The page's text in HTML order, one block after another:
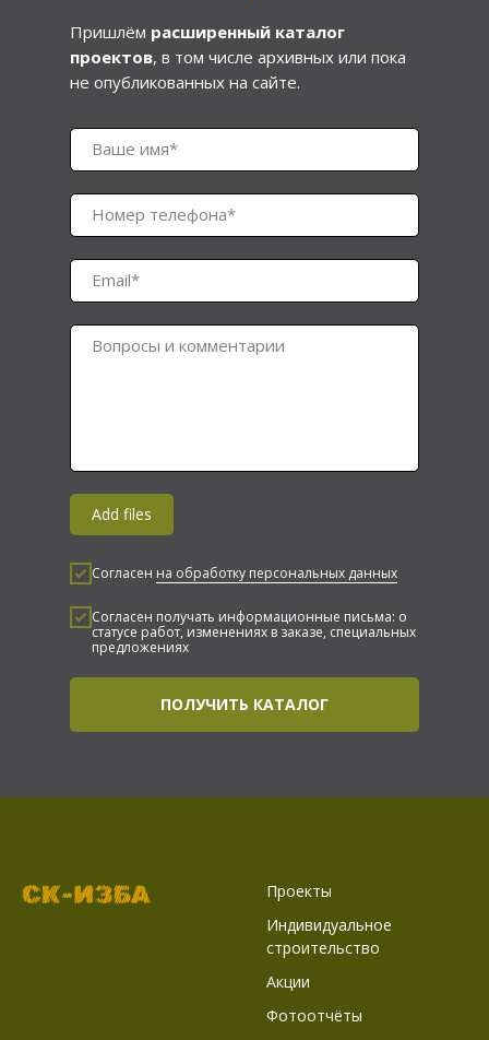
Пришлём расширенный каталог
проектов, в том числе архивных или пока
не опубликованных на сайте.
Ваше имя*
Номер телефона*
Email*
Вопросы и комментарии
Add files
Согласен на обработку персональных данных
Согласен получать информационные письма: о
статусе работ, изменениях в заказе, специальных
предложениях
ПОЛУЧИТЬ КАТАЛОГ
Проекты
Индивидуальное
строительство
Акции
Фотоотчёты